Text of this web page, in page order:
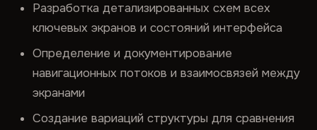
Разработка детализированных схем всех
ключевых экранов и состояний интерфейса
Определение и документирование
навигационных потоков и взаимосвязей между
экранами
Создание вариаций структуры для сравнения